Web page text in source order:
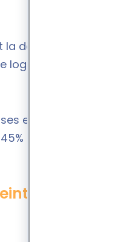
date de
logement
et de
peut être